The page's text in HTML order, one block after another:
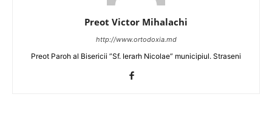
Preot Victor Mihalachi
http://www.ortodoxia.md
Preot Paroh al Bisericii ”Sf. Ierarh Nicolae” municipiul. Straseni